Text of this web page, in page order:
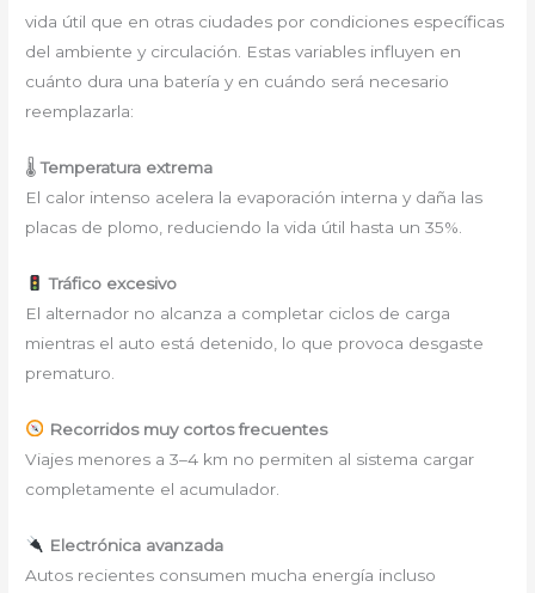
vida útil que en otras ciudades por condiciones específicas
del ambiente y circulación. Estas variables influyen en
cuánto dura una batería y en cuándo será necesario
reemplazarla:
🌡Temperatura extrema
El calor intenso acelera la evaporación interna y daña las
placas de plomo, reduciendo la vida útil hasta un 35%.
Tráfico excesivo
El alternador no alcanza a completar ciclos de carga
mientras el auto está detenido, lo que provoca desgaste
prematuro.
Recorridos muy cortos frecuentes
Viajes menores a 3–4 km no permiten al sistema cargar
completamente el acumulador.
Electrónica avanzada
Autos recientes consumen mucha energía incluso